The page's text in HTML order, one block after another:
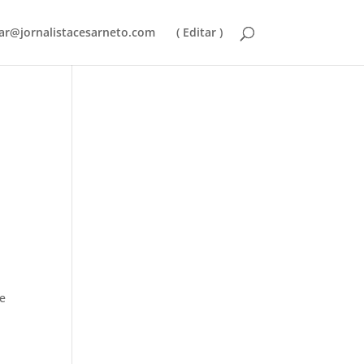
( Editar )